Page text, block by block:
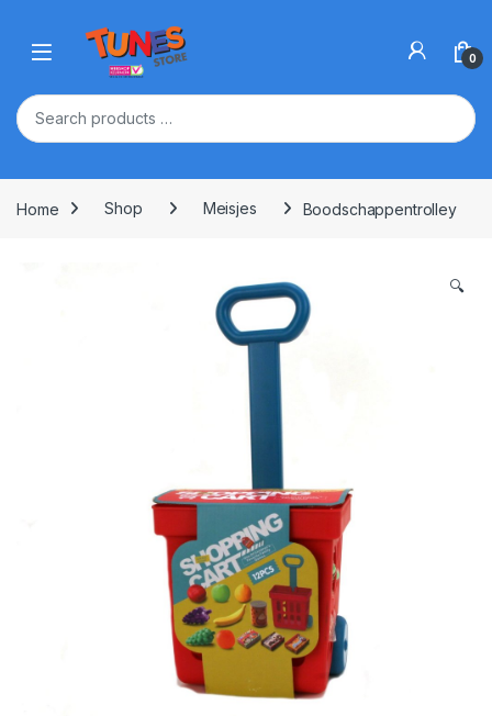
Open 0
Home Shop Meisjes Boodschappentrolley
🔍